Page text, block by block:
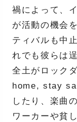
禍によって、
が活動の機会
ティバルも中
れでも彼らは
全土がロック
home, stay
したり、楽曲
ワーカーや貧